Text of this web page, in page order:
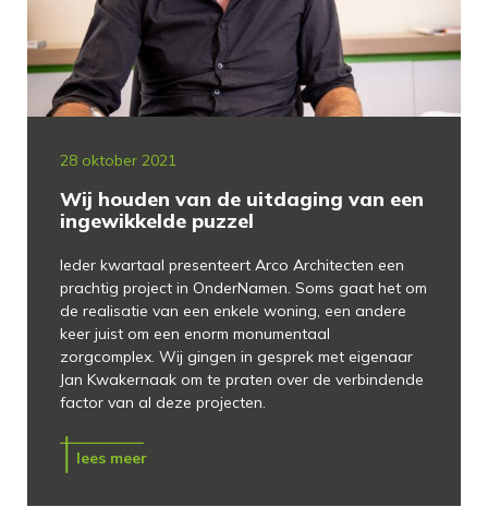
28 oktober 2021
Wij houden van de uitdaging van een
ingewikkelde puzzel
Ieder kwartaal presenteert Arco Architecten een
prachtig project in OnderNamen. Soms gaat het om
de realisatie van een enkele woning, een andere
keer juist om een enorm monumentaal
zorgcomplex. Wij gingen in gesprek met eigenaar
Jan Kwakernaak om te praten over de verbindende
factor van al deze projecten.
lees meer